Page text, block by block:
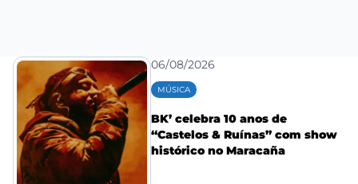
06/08/2026
MÚSICA
BK’ celebra 10 anos de
“Castelos & Ruínas” com show
histórico no Maracaña